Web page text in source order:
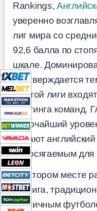
Rankings,
уверенно
лиг мира со
92,6 балла по
шкале.
подтверждается
из этой лиги
рейтинга команд.
высочайший
делают
недосягаемым для
На втором месте
Ла Лига,
техничным